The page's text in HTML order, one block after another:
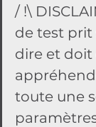
/ !\
de test prit
dire et doit
toute une